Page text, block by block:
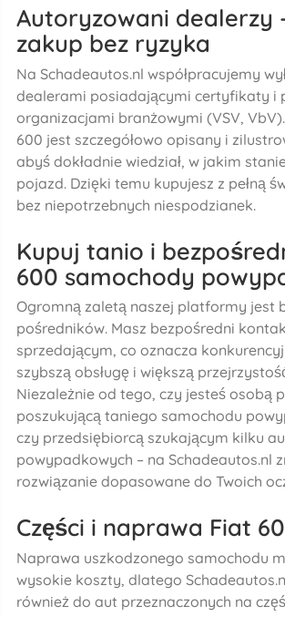
Autoryzowani dealerzy
zakup bez ryzyka
Na Schadeautos.nl współpracujemy
dealerami posiadającymi certyfikaty i
organizacjami branżowymi (VSV,
600 jest szczegółowo opisany i
abyś dokładnie wiedział, w jakim
pojazd. Dzięki temu kupujesz z pełną
bez niepotrzebnych niespodzianek.
Kupuj tanio i
600 samochody
Ogromną zaletą naszej platformy jest
pośredników. Masz bezpośredni
sprzedającym, co oznacza
szybszą obsługę i większą
Niezależnie od tego, czy jesteś osobą
poszukującą taniego samochodu
czy przedsiębiorcą szukającym kilku
powypadkowych – na Schadeautos.nl
rozwiązanie dopasowane do Twoich
Części i naprawa Fiat
Naprawa uszkodzonego samochodu
wysokie koszty, dlatego
również do aut przeznaczonych na